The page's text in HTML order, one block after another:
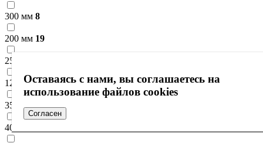
300 мм 8
200 мм 19
250 мм
125 мм4
350 мм2
400 мм
Оставаясь с нами, вы соглашаетесь на
использование файлов cookies
Согласен